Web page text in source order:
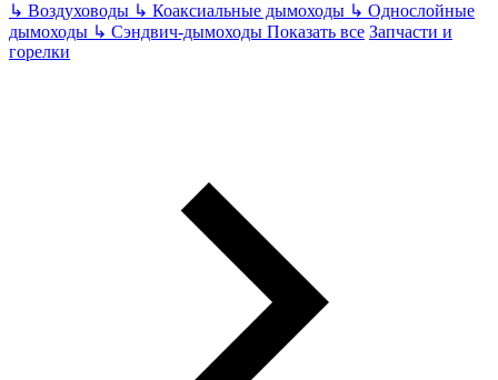
↳ Воздуховоды ↳ Коаксиальные дымоходы ↳ Однослойные
дымоходы ↳ Сэндвич-дымоходы Показать все Запчасти и
горелки